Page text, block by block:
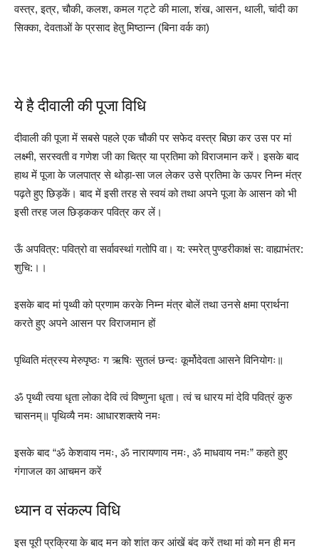
वस्त्र, इत्र, चौकी, कलश, कमल गट्टे की माला, शंख, आसन, थाली, चांदी का
सिक्का, देवताओं के प्रसाद हेतु मिष्ठान्न (बिना वर्क का)
ये है दीवाली की पूजा विधि
दीवाली की पूजा में सबसे पहले एक चौकी पर सफेद वस्त्र बिछा कर उस पर मां
लक्ष्मी, सरस्वती व गणेश जी का चित्र या प्रतिमा को विराजमान करें। इसके बाद
हाथ में पूजा के जलपात्र से थोड़ा-सा जल लेकर उसे प्रतिमा के ऊपर निम्न मंत्र
पढ़ते हुए छिड़कें। बाद में इसी तरह से स्वयं को तथा अपने पूजा के आसन को भी
इसी तरह जल छिड़ककर पवित्र कर लें।
ऊँ अपवित्र: पवित्रो वा सर्वावस्थां गतोपि वा। य: स्मरेत् पुण्डरीकाक्षं स: वाह्याभंतर:
शुचि:।।
इसके बाद मां पृथ्वी को प्रणाम करके निम्न मंत्र बोलें तथा उनसे क्षमा प्रार्थना
करते हुए अपने आसन पर विराजमान हों
पृथ्विति मंत्रस्य मेरुपृष्ठः ग ऋषिः सुतलं छन्दः कूर्मोदेवता आसने विनियोगः॥
ॐ पृथ्वी त्वया धृता लोका देवि त्वं विष्णुना धृता। त्वं च धारय मां देवि पवित्रं कुरु
चासनम्‌॥ पृथिव्यै नमः आधारशक्तये नमः
इसके बाद “ॐ केशवाय नमः, ॐ नारायणाय नमः, ॐ माधवाय नमः” कहते हुए
गंगाजल का आचमन करें
ध्यान व संकल्प विधि
इस पूरी प्रक्रिया के बाद मन को शांत कर आंखें बंद करें तथा मां को मन ही मन